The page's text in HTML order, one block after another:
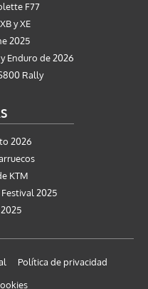
F77
y XE
2025
Enduro de 2026
Rally
2026
KTM
2025
Política de privacidad